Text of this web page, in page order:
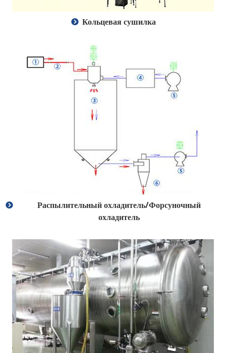
Кольцевая сушилка
Распылительный охладитель/Форсуночный
охладитель